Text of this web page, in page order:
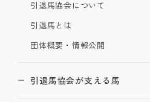
引退馬協会について
引退馬とは
団体概要・情報公開
引退馬協会が支える馬